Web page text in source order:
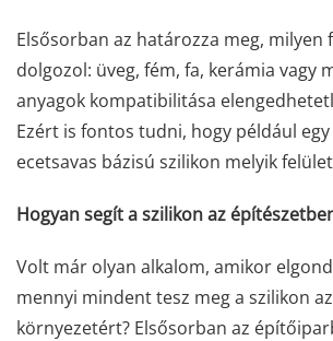
Elsősorban az határozza meg, milyen
dolgozol: üveg, fém, fa, kerámia vagy
anyagok kompatibilitása
Ezért is fontos tudni, hogy például
ecetsavas bázisú szilikon melyik
Hogyan segít a szilikon az
Volt már olyan alkalom, amikor
mennyi mindent tesz meg a szilikon
környezetért? Elsősorban az